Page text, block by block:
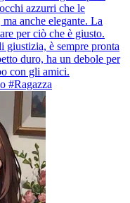
azzurri che le
anche elegante. La
per ciò che è giusto.
giustizia, è sempre pronta
duro, ha un debole per
con gli amici.
#Ragazza